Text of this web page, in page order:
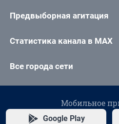
Предвыборная агитация
Статистика канала в MAX
Все города сети
Мобильное
Google Play